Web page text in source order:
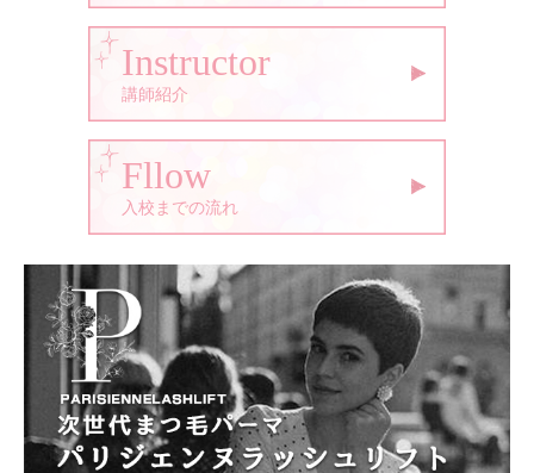
Instructor
講師紹介
Fllow
入校までの流れ